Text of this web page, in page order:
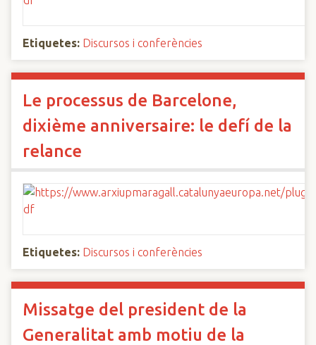
Etiquetes: Discursos i conferències
Le processus de Barcelone,
dixième anniversaire: le defí de la
relance
Etiquetes: Discursos i conferències
Missatge del president de la
Generalitat amb motiu de la